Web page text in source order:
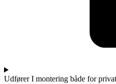
Udfører I montering både for